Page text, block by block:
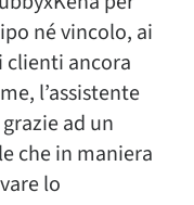
né vincolo, ai
ancora
l’assistente
ad un
che in maniera
lo